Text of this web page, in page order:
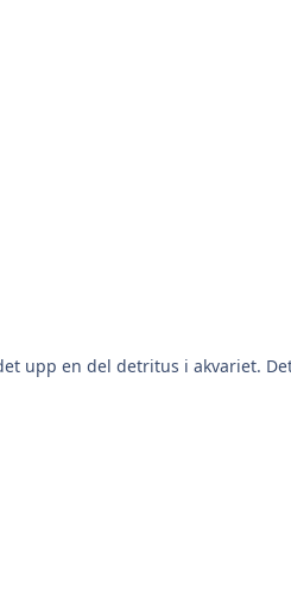
upp en del detritus i akvariet.